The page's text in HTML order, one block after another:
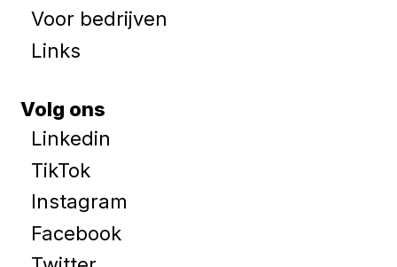
Voor bedrijven
Links
Volg ons
Linkedin
TikTok
Instagram
Facebook